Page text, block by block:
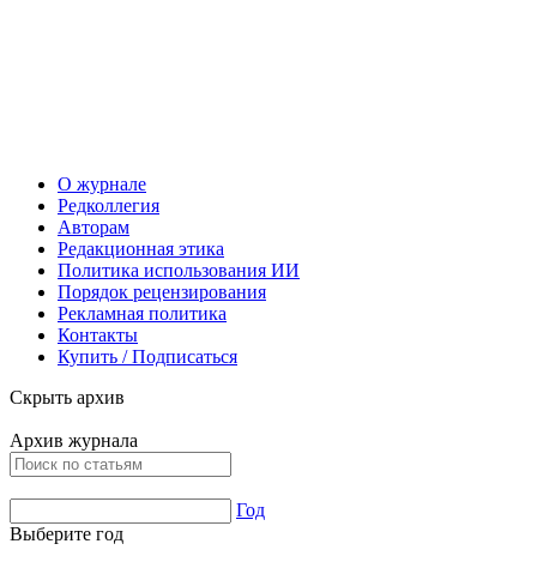
О журнале
Редколлегия
Авторам
Редакционная этика
Политика использования ИИ
Порядок рецензирования
Рекламная политика
Контакты
Купить / Подписаться
Скрыть архив
Архив журнала
Год
Выберите год